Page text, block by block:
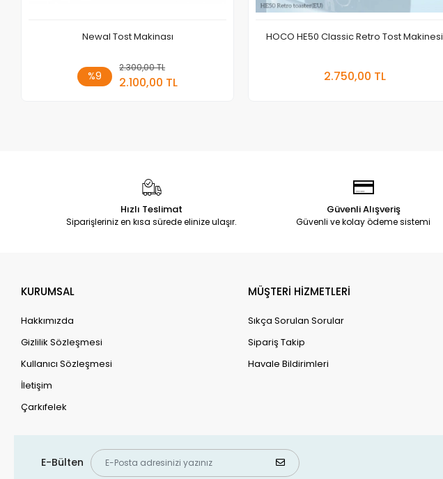
Newal Tost Makinası
%9
2.300,00 TL
2.100,00 TL
Sepete Ekle
HOCO HE50 Classic Retro Tost Makinesi
2.750,00 TL
Hızlı Teslimat
Siparişleriniz en kısa sürede elinize ulaşır.
Güvenli Alışveriş
Güvenli ve kolay ödeme sistemi
KURUMSAL
Hakkımızda
Gizlilik Sözleşmesi
Kullanıcı Sözleşmesi
İletişim
Çarkıfelek
MÜŞTERİ HİZMETLERİ
Sıkça Sorulan Sorular
Sipariş Takip
Havale Bildirimleri
E-Bülten